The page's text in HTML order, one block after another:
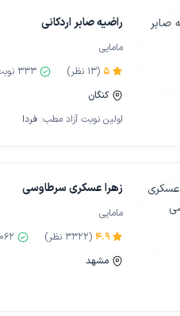
راضیه صابر اردکانی
مامایی
5
(
13 نظر) 333
کنگان
اولین نوبت آزاد مطب: فردا
زهرا عسکری سرطاوسی
مامایی
4.9
(
3322 نظر)
مشهد